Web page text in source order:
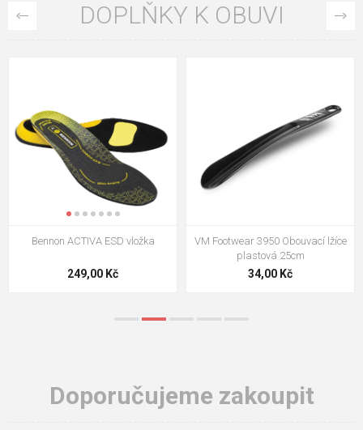
DOPLŇKY K OBUVI
VM Footwear 3009 Vkládací stélka
124,00 Kč
VM Footwear 3102 Tkaničky
ploché
18,70 Kč
Doporučujeme zakoupit